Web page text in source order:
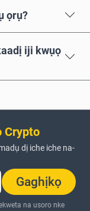
ọrụ?
iji kwụọ
Crypto
dị iche iche na-
Gaghịkọ
na usoro nke